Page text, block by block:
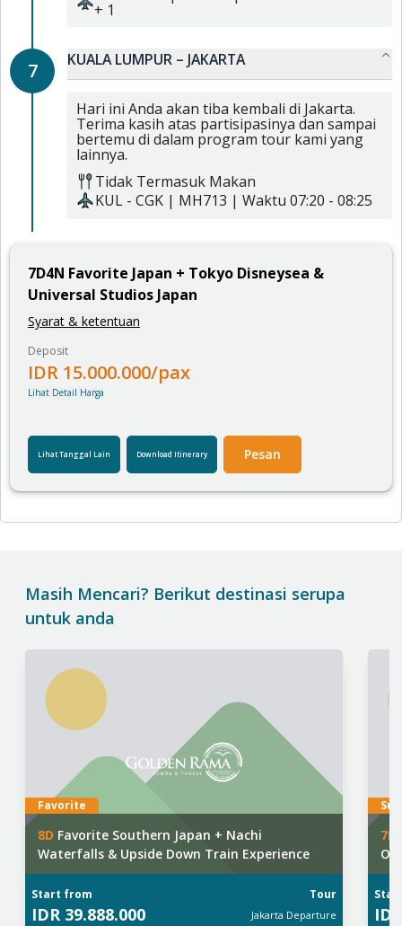
+ 1
7 KUALA LUMPUR – JAKARTA
Hari ini Anda akan tiba kembali di Jakarta.
Terima kasih atas partisipasinya dan sampai
bertemu di dalam program tour kami yang
lainnya.
Tidak Termasuk Makan
KUL - CGK | MH713 | Waktu 07:20 - 08:25
7D4N Favorite Japan + Tokyo Disneysea &
Universal Studios Japan
Syarat & ketentuan
Deposit
IDR 15.000.000/pax
Lihat Detail Harga
Lihat Tanggal Lain Download Itinerary Pesan
Masih Mencari? Berikut destinasi serupa
untuk anda
Favorite
8D Favorite Southern Japan + Nachi
Waterfalls & Upside Down Train Experience
Start from Tour
IDR 39.888.000 Jakarta Departure
7D